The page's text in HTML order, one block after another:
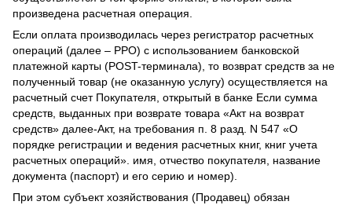
произведена расчетная операция.
Если оплата производилась через регистратор расчетных
операций (далее – РРО) с использованием банковской
платежной карты (POST-терминала), то возврат средств за не
полученный товар (не оказанную услугу) осуществляется на
расчетный счет Покупателя, открытый в банке Если сумма
средств, выданных при возврате товара «Акт на возврат
средств» далее-Акт, на требования п. 8 разд. N 547 «О
порядке регистрации и ведения расчетных книг, книг учета
расчетных операций». имя, отчество покупателя, название
документа (паспорт) и его серию и номер).
При этом субъект хозяйствования (Продавец) обязан